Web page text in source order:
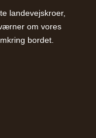
landevejskroer,
om vores
bordet.